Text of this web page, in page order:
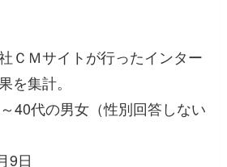
ＣＭサイトが行ったインター
を集計。
40代の男女（性別回答しない
9日